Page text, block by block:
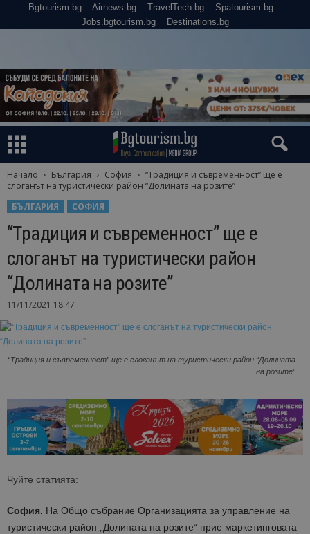
Bgtourism.bg Airnews.bg TravelTech.bg
Spatourism.bg
Jobs.bgtourism.bg
Destinations.bg
Начало България София
“Традиция и съвременност” ще е
слогaнът на туристически район “Долината на розите”
БЪЛГАРИЯ
СОФИЯ
“Традиция и съвременност” ще е
слогaнът на туристически район
“Долината на розите”
11/11/2021 18:47
“Традиция и съвременност” ще е слогaнът на туристически район “Долината
на розите”
Чуйте статията:
София. На Общо събрание Организацията за управление на
туристически район „Долината на розите“ прие маркетинговата